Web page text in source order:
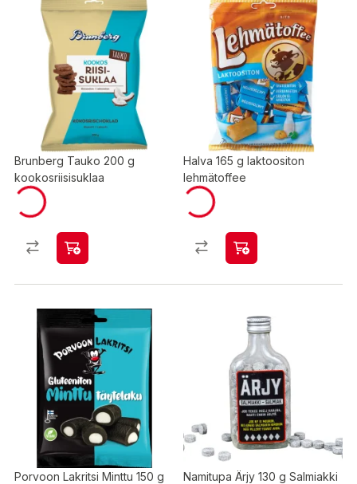
Brunberg Tauko 200 g
kookosriisisuklaa
Halva 165 g laktoositon
lehmätoffee
Porvoon Lakritsi Minttu 150 g
Namitupa Ärjy 130 g Salmiakki